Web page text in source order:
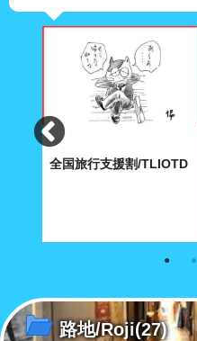
全国旅行支援割/TLIOTD
知っておきたい全国旅行支援割
路地/Roji(27)